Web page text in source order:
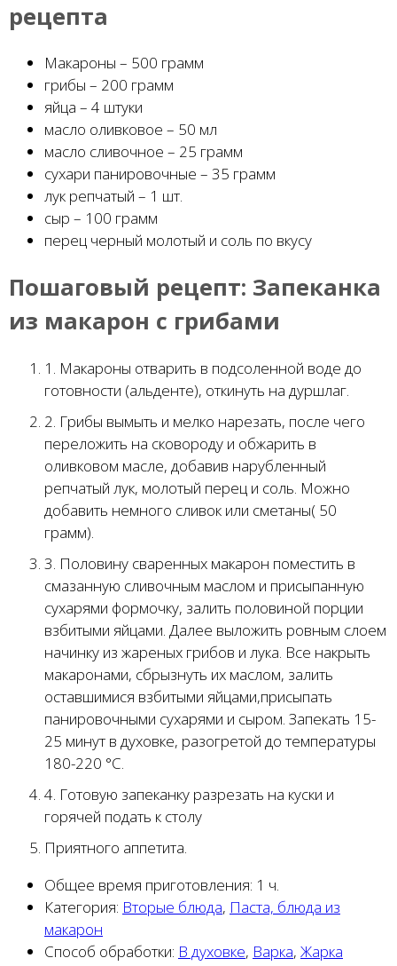
рецепта
Макароны – 500 грамм
грибы – 200 грамм
яйца – 4 штуки
масло оливковое – 50 мл
масло сливочное – 25 грамм
сухари панировочные – 35 грамм
лук репчатый – 1 шт.
сыр – 100 грамм
перец черный молотый и соль по вкусу
Пошаговый рецепт: Запеканка
из макарон с грибами
1. Макароны отварить в подсоленной воде до
готовности (альденте), откинуть на дуршлаг.
2. Грибы вымыть и мелко нарезать, после чего
переложить на сковороду и обжарить в
оливковом масле, добавив нарубленный
репчатый лук, молотый перец и соль. Можно
добавить немного сливок или сметаны( 50
грамм).
3. Половину сваренных макарон поместить в
смазанную сливочным маслом и присыпанную
сухарями формочку, залить половиной порции
взбитыми яйцами. Далее выложить ровным слоем
начинку из жареных грибов и лука. Все накрыть
макаронами, сбрызнуть их маслом, залить
оставшимися взбитыми яйцами,присыпать
панировочными сухарями и сыром. Запекать 15-
25 минут в духовке, разогретой до температуры
180-220 °С.
4. Готовую запеканку разрезать на куски и
горячей подать к столу
Приятного аппетита.
Общее время приготовления: 1 ч.
Категория: Вторые блюда, Паста, блюда из
макарон
Способ обработки: В духовке, Варка, Жарка